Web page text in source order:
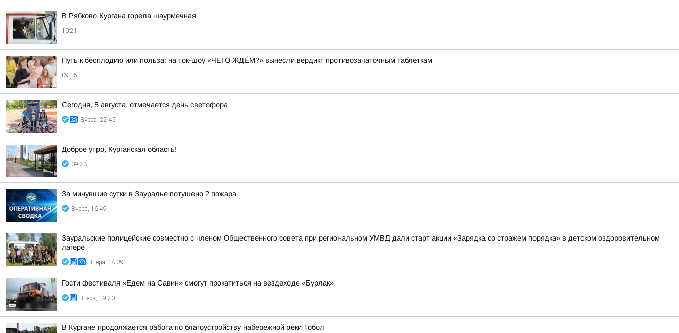
В Рябково Кургана горела шаурмечная
10:21
Путь к бесплодию или польза: на ток-шоу «ЧЕГО ЖДЁМ?» вынесли вердикт противозачаточным таблеткам
09:15
Сегодня, 5 августа, отмечается день светофора
Вчера, 22:45
Доброе утро, Курганская область!
09:23
За минувшие сутки в Зауралье потушено 2 пожара
Вчера, 16:49
Зауральские полицейские совместно с членом Общественного совета при региональном УМВД дали старт акции «Зарядка со стражем порядка» в детском оздоровительном
лагере
Вчера, 18:39
Гости фестиваля «Едем на Савин» смогут прокатиться на вездеходе «Бурлак»
Вчера, 19:20
В Кургане продолжается работа по благоустройству набережной реки Тобол